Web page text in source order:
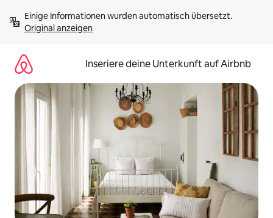
Inhalten
springenOriginal anzeigen
Inseriere deine Unterkunft auf Airbnb